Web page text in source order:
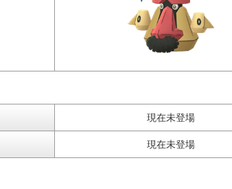
現在未登場
現在未登場